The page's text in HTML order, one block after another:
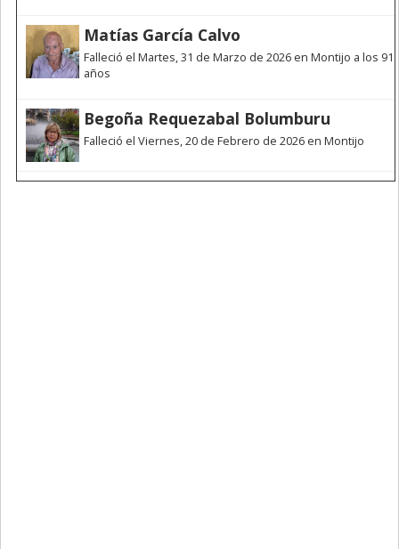
Matías García Calvo
Falleció el Martes, 31 de Marzo de 2026 en Montijo a los 91
años
Begoña Requezabal Bolumburu
Falleció el Viernes, 20 de Febrero de 2026 en Montijo